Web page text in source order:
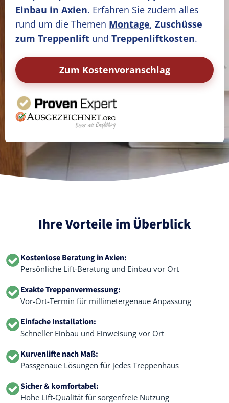
Einbau in Axien. Erfahren Sie zudem alles
rund um die Themen Montage, Zuschüsse
zum Treppenlift und Treppenliftkosten.
Zum Kostenvoranschlag
Ihre Vorteile im Überblick
Kostenlose Beratung in Axien:
Persönliche Lift-Beratung und Einbau vor Ort
Exakte Treppenvermessung:
Vor-Ort-Termin für millimetergenaue Anpassung
Einfache Installation:
Schneller Einbau und Einweisung vor Ort
Kurvenlifte nach Maß:
Passgenaue Lösungen für jedes Treppenhaus
Sicher & komfortabel:
Hohe Lift-Qualität für sorgenfreie Nutzung